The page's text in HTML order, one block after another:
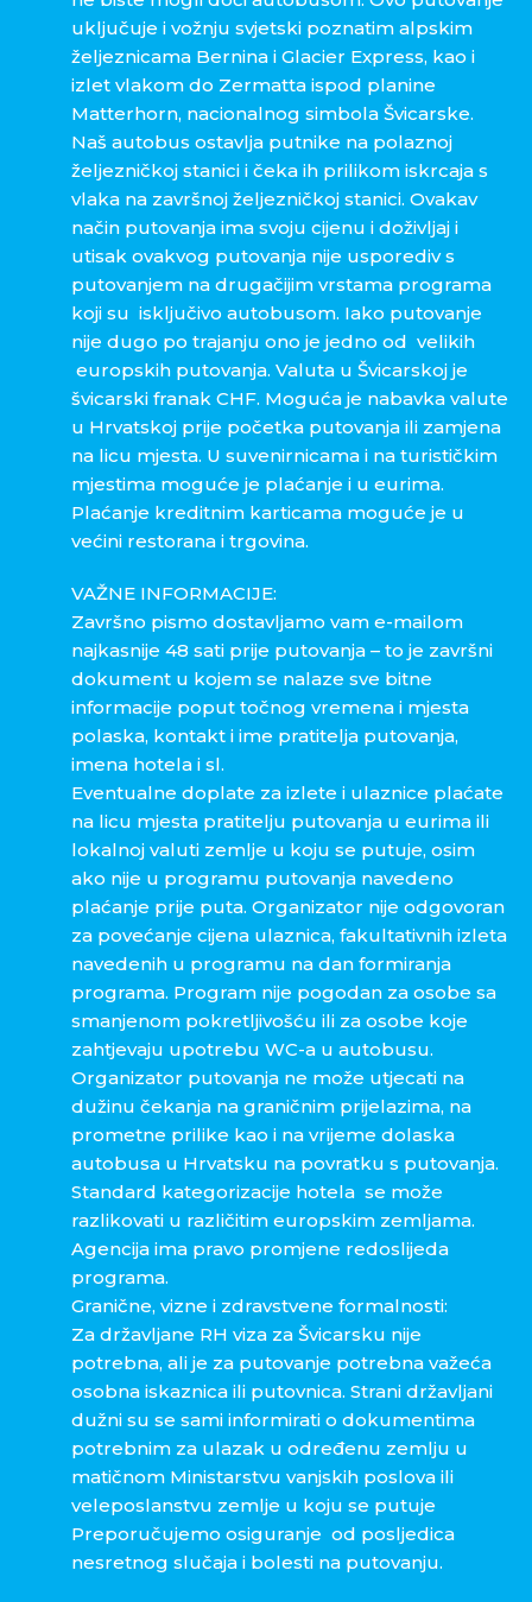
uključuje i vožnju svjetski poznatim alpskim
željeznicama Bernina i Glacier Express, kao i
izlet vlakom do Zermatta ispod planine
Matterhorn, nacionalnog simbola Švicarske.
Naš autobus ostavlja putnike na polaznoj
željezničkoj stanici i čeka ih prilikom iskrcaja s
vlaka na završnoj željezničkoj stanici. Ovakav
način putovanja ima svoju cijenu i doživljaj i
utisak ovakvog putovanja nije usporediv s
putovanjem na drugačijim vrstama programa
koji su isključivo autobusom. Iako putovanje
nije dugo po trajanju ono je jedno od velikih
europskih putovanja. Valuta u Švicarskoj je
švicarski franak CHF. Moguća je nabavka valute
u Hrvatskoj prije početka putovanja ili zamjena
na licu mjesta. U suvenirnicama i na turističkim
mjestima moguće je plaćanje i u eurima.
Plaćanje kreditnim karticama moguće je u
većini restorana i trgovina.
VAŽNE INFORMACIJE:
Završno pismo dostavljamo vam e-mailom
najkasnije 48 sati prije putovanja – to je završni
dokument u kojem se nalaze sve bitne
informacije poput točnog vremena i mjesta
polaska, kontakt i ime pratitelja putovanja,
imena hotela i sl.
Eventualne doplate za izlete i ulaznice plaćate
na licu mjesta pratitelju putovanja u eurima ili
lokalnoj valuti zemlje u koju se putuje, osim
ako nije u programu putovanja navedeno
plaćanje prije puta. Organizator nije odgovoran
za povećanje cijena ulaznica, fakultativnih izleta
navedenih u programu na dan formiranja
programa. Program nije pogodan za osobe sa
smanjenom pokretljivošću ili za osobe koje
zahtjevaju upotrebu WC-a u autobusu.
Organizator putovanja ne može utjecati na
dužinu čekanja na graničnim prijelazima, na
prometne prilike kao i na vrijeme dolaska
autobusa u Hrvatsku na povratku s putovanja.
Standard kategorizacije hotela se može
razlikovati u različitim europskim zemljama.
Agencija ima pravo promjene redoslijeda
programa.
Granične, vizne i zdravstvene formalnosti:
Za državljane RH viza za Švicarsku nije
potrebna, ali je za putovanje potrebna važeća
osobna iskaznica ili putovnica. Strani državljani
dužni su se sami informirati o dokumentima
potrebnim za ulazak u određenu zemlju u
matičnom Ministarstvu vanjskih poslova ili
veleposlanstvu zemlje u koju se putuje
Preporučujemo osiguranje od posljedica
nesretnog slučaja i bolesti na putovanju.